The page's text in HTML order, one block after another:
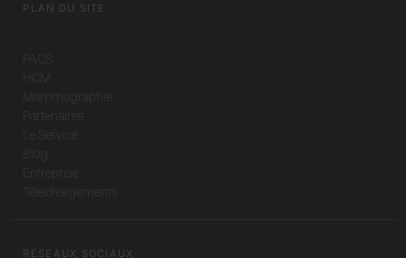
PLAN DU SITE
PACS
HCM
Mammographie
Partenaires
Le Service
Blog
Entreprise
Téléchargements
RÉSEAUX SOCIAUX